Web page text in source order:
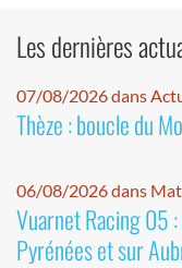
Les dernières
07/08/2026 dans
Thèze : boucle du
06/08/2026 dans
Vuarnet Racing 05
Pyrénées et sur